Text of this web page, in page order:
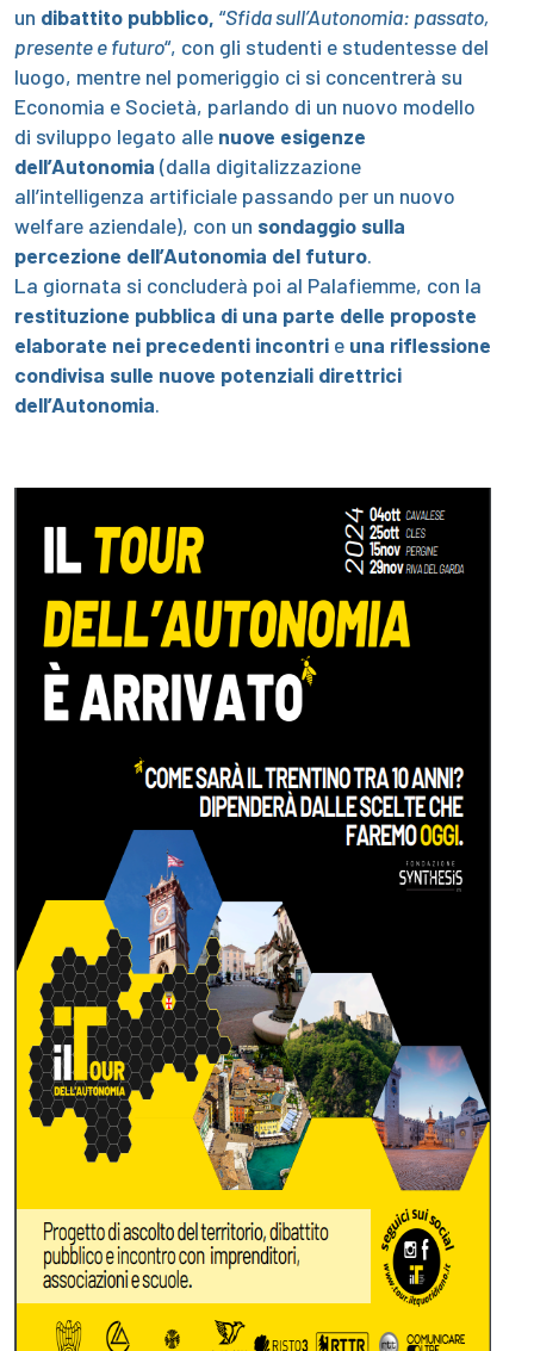
un dibattito pubblico, “Sfida sull’Autonomia: passato,
presente e futuro“, con gli studenti e studentesse del
luogo, mentre nel pomeriggio ci si concentrerà su
Economia e Società, parlando di un nuovo modello
di sviluppo legato alle nuove esigenze
dell’Autonomia (dalla digitalizzazione
all’intelligenza artificiale passando per un nuovo
welfare aziendale), con un sondaggio sulla
percezione dell’Autonomia del futuro.
La giornata si concluderà poi al Palafiemme, con la
restituzione pubblica di una parte delle proposte
elaborate nei precedenti incontri e una riflessione
condivisa sulle nuove potenziali direttrici
dell’Autonomia.